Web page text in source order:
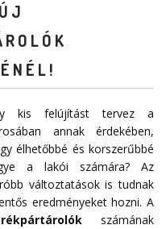
kis felújítást tervez a
annak érdekében,
élhetőbbé és korszerűbbé
a lakói számára? Az
változtatások is tudnak
eredményeket hozni. A
számának